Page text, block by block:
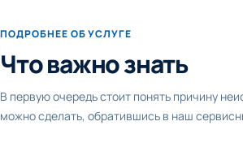
ПОДРОБНЕЕ ОБ УСЛУГЕ
Что важно знать
В первую очередь стоит понять причину
можно сделать, обратившись в наш